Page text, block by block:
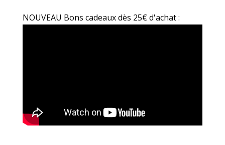
NOUVEAU Bons cadeaux dès 25€ d'achat :